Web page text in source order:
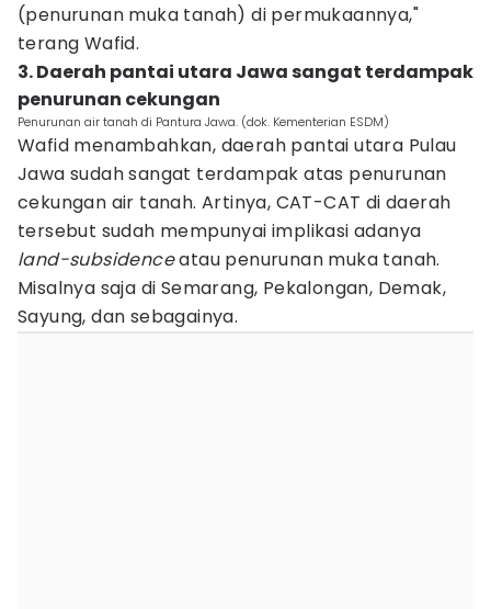
(penurunan muka tanah) di permukaannya,"
terang Wafid.
3. Daerah pantai utara Jawa sangat terdampak
penurunan cekungan
Penurunan air tanah di Pantura Jawa. (dok. Kementerian ESDM)
Wafid menambahkan, daerah pantai utara Pulau
Jawa sudah sangat terdampak atas penurunan
cekungan air tanah. Artinya, CAT-CAT di daerah
tersebut sudah mempunyai implikasi adanya
land-subsidenceatau penurunan muka tanah.
Misalnya saja di Semarang, Pekalongan, Demak,
Sayung, dan sebagainya.